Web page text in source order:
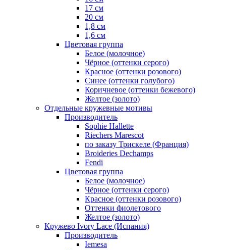
17 см
20 см
1,8 см
1,6 см
Цветовая группа
Белое (молочное)
Чёрное (оттенки серого)
Красное (оттенки розового)
Синее (оттенки голубого)
Коричневое (оттенки бежевого)
Желтое (золото)
Отдельные кружевные мотивы
Производитель
Sophie Hallette
Riechers Marescot
по заказу Трискеле (Франция)
Broideries Dechamps
Fendi
Цветовая группа
Белое (молочное)
Чёрное (оттенки серого)
Красное (оттенки розового)
Оттенки фиолетового
Желтое (золото)
Кружево Ivory Lace (Испания)
Производитель
Iemesa